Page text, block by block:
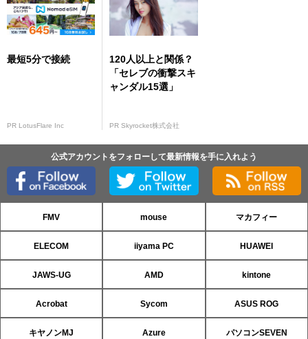
最短5分で接続
PR LotusFlare Inc
120人以上と関係？
「セレブの衝撃スキ
ャンダル15選」
PR Skyrocket株式会社
公式アカウントをフォローして最新情報を手に入れよう
FMV mouse マカフィー
ELECOM iiyama PC HUAWEI
JAWS-UG AMD kintone
Acrobat Sycom ASUS ROG
キヤノンMJ Azure パソコンSEVEN